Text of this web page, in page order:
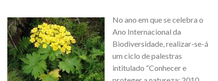
No ano em que se celebra o
Ano Internacional da
Biodiversidade, realizar-se-á
um ciclo de palestras
intitulado “Conhecer e